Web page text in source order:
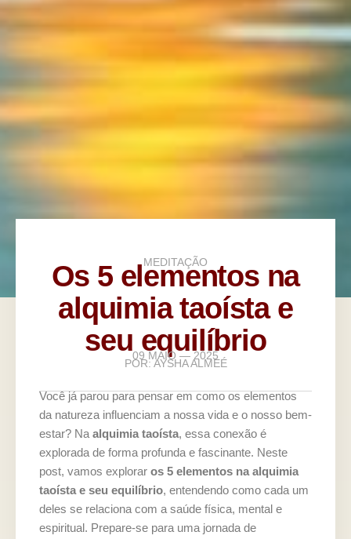
MEDITAÇÃO
Os 5 elementos na
alquimia taoísta e
seu equilíbrio
09 MAIO — 2025
POR:AYSHA ALMEÉ
Você já parou para pensar em como os elementos
da natureza influenciam a nossa vida e o nosso bem-
estar? Na alquimia taoísta, essa conexão é
explorada de forma profunda e fascinante. Neste
post, vamos explorar os 5 elementos na alquimia
taoísta e seu equilíbrio, entendendo como cada um
deles se relaciona com a saúde física, mental e
espiritual. Prepare-se para uma jornada de